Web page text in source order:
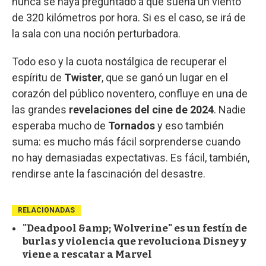
de 320 kilómetros por hora. Si es el caso, se irá de
la sala con una noción perturbadora.
Todo eso y la cuota nostálgica de recuperar el
espíritu de Twister, que se ganó un lugar en el
corazón del público noventero, confluye en una de
las grandes revelaciones del cine de 2024. Nadie
esperaba mucho de Tornadosy eso también
suma: es mucho más fácil sorprenderse cuando
no hay demasiadas expectativas. Es fácil, también,
rendirse ante la fascinación del desastre.
RELACIONADAS
"Deadpool &amp; Wolverine" es un festín de
burlas y violencia que revoluciona Disney y
viene a rescatar a Marvel